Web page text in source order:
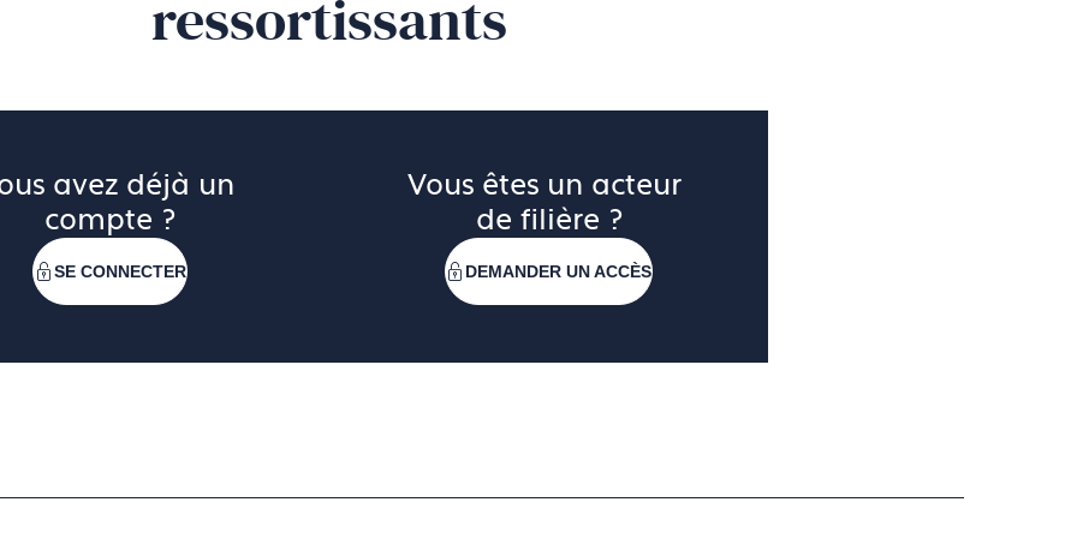
ressortissants
avez déjà un
compte ?
SE CONNECTER
Vous êtes un acteur
de filière ?
DEMANDER UN ACCÈS